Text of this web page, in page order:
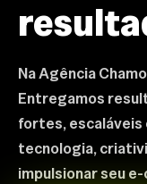
Na Agência
Entregamos
fortes, escaláveis
tecnologia,
impulsionar seu